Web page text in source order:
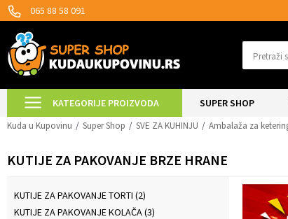
065 88 58 091
ISPORUKE ZA 24H! SIGURNO
Pretraži
KATEGORIJE PROIZVODA SUPER SHOP
Kuda u Kupovinu Super Shop SVE ZA KUHINJU Ambalaža za
KUTIJE ZA PAKOVANJE BRZE HRANE
KUTIJE ZA PAKOVANJE TORTI (2)
KUTIJE ZA PAKOVANJE KOLAČA(3)